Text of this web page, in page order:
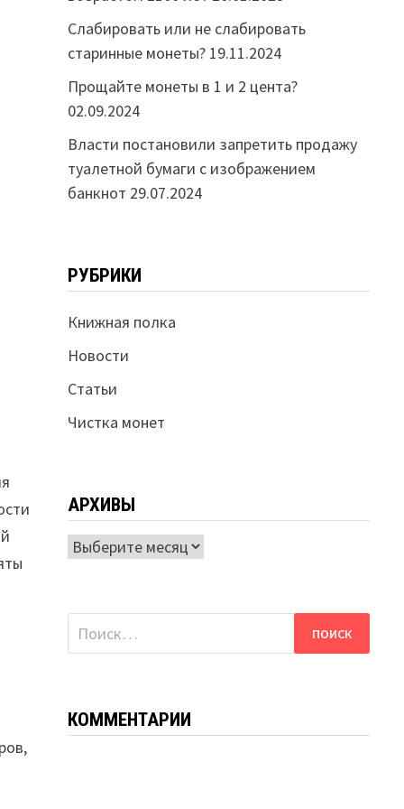
Слабировать или не слабировать
старинные монеты? 19.11.2024
Прощайте монеты в 1 и 2 цента?
02.09.2024
Власти постановили запретить продажу
туалетной бумаги с изображением
банкнот 29.07.2024
РУБРИКИ
Книжная полка
Новости
Статьи
Чистка монет
АРХИВЫ
Архивы
Найти:
КОММЕНТАРИИ